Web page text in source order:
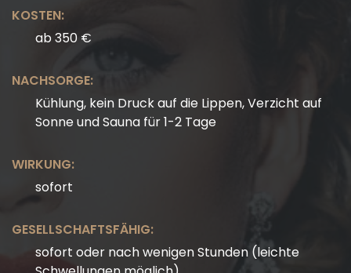
KOSTEN:
ab 350 €
NACHSORGE:
Kühlung, kein Druck auf die Lippen, Verzicht auf
Sonne und Sauna für 1-2 Tage
WIRKUNG:
sofort
GESELLSCHAFTSFÄHIG:
sofort oder nach wenigen Stunden (leichte